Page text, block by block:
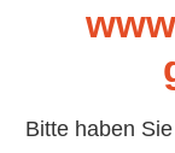
Bitte haben